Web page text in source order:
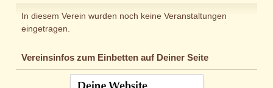
In diesem Verein wurden noch keine Veranstaltungen
eingetragen.
Vereinsinfos zum Einbetten auf Deiner Seite